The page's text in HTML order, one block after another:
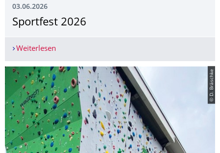
03.06.2026
Sportfest 2026
Weiterlesen
© D. Bräschke